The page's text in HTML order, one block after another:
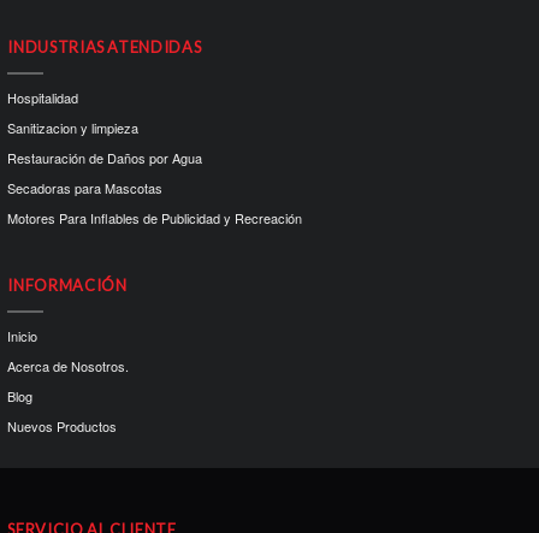
INDUSTRIAS ATENDIDAS
Hospitalidad
Sanitizacion y limpieza
Restauración de Daños por Agua
Secadoras para Mascotas
Motores Para Inflables de Publicidad y Recreación
INFORMACIÓN
Inicio
Acerca de Nosotros.
Blog
Nuevos Productos